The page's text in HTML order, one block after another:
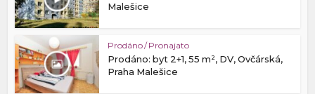
Malešice
Prodáno / Pronajato
Prodáno: byt 2+1, 55 m², DV, Ovčárská,
Praha Malešice